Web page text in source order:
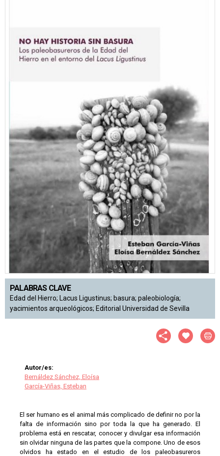
PALABRAS CLAVE
Edad del Hierro; Lacus Ligustinus; basura; paleobiología;
yacimientos arqueológicos; Editorial Universidad de Sevilla
Autor/es:
Bernáldez Sánchez, Eloísa
García-Viñas, Esteban
El ser humano es el animal más complicado de definir no por la
falta de información sino por toda la que ha generado. El
problema está en rescatar, conocer y divulgar esa información
sin olvidar ninguna de las partes que la compone. Uno de esos
olvidos ha estado en el estudio de los paleobasureros